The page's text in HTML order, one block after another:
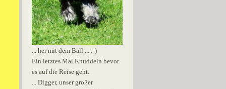
... her mit dem Ball ... :-)
Ein letztes Mal Knuddeln bevor
es auf die Reise geht.
... Digger, unser großer